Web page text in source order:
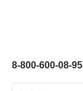
8-800-600-08-95